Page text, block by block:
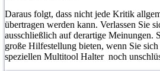
Daraus folgt, dass nicht jede Kritik
übertragen werden kann. Verlassen Sie
ausschließlich auf derartige Meinungen.
große Hilfestellung bieten, wenn Sie
speziellen Multitool Halter noch